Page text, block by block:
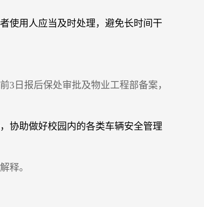
使用人应当及时处理，避免长时间干
3 日报后保处审批及物业工程部备案，
协助做好校园内的各类车辆安全管理
释。